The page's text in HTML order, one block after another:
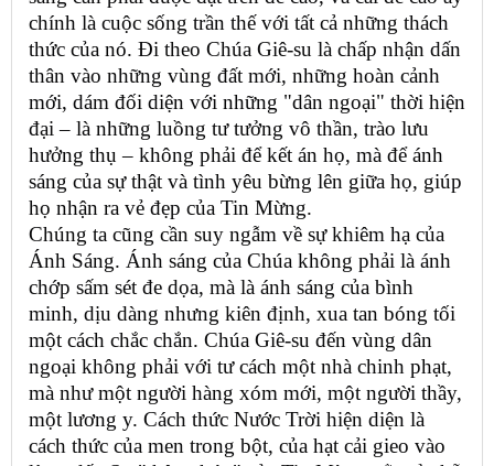
chính là cuộc sống trần thế với tất cả những thách
thức của nó. Đi theo Chúa Giê-su là chấp nhận dấn
thân vào những vùng đất mới, những hoàn cảnh
mới, dám đối diện với những "dân ngoại" thời hiện
đại – là những luồng tư tưởng vô thần, trào lưu
hưởng thụ – không phải để kết án họ, mà để ánh
sáng của sự thật và tình yêu bừng lên giữa họ, giúp
họ nhận ra vẻ đẹp của Tin Mừng.
Chúng ta cũng cần suy ngẫm về sự khiêm hạ của
Ánh Sáng. Ánh sáng của Chúa không phải là ánh
chớp sấm sét đe dọa, mà là ánh sáng của bình
minh, dịu dàng nhưng kiên định, xua tan bóng tối
một cách chắc chắn. Chúa Giê-su đến vùng dân
ngoại không phải với tư cách một nhà chinh phạt,
mà như một người hàng xóm mới, một người thầy,
một lương y. Cách thức Nước Trời hiện diện là
cách thức của men trong bột, của hạt cải gieo vào